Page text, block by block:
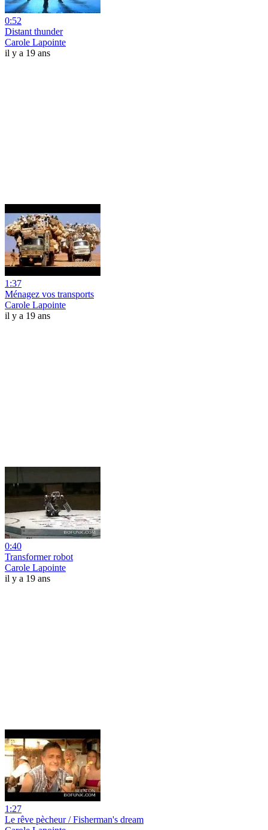
0:52
Distant thunder
Carole Lapointe
il y a 19 ans
1:37
Ménagez vos transports
Carole Lapointe
il y a 19 ans
0:40
Transformer robot
Carole Lapointe
il y a 19 ans
1:27
Le rêve pècheur / Fisherman's dream